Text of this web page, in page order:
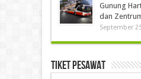
Gunung
dan
September
Tiket Pesawat